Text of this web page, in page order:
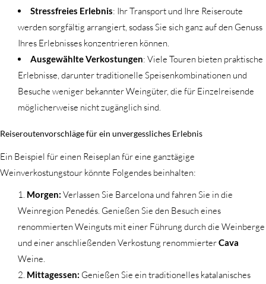
Stressfreies Erlebnis: Ihr Transport und Ihre Reiseroute
werden sorgfältig arrangiert, sodass Sie sich ganz auf den Genuss
Ihres Erlebnisses konzentrieren können.
Ausgewählte Verkostungen: Viele Touren bieten praktische
Erlebnisse, darunter traditionelle Speisenkombinationen und
Besuche weniger bekannter Weingüter, die für Einzelreisende
möglicherweise nicht zugänglich sind.
Reiseroutenvorschläge für ein unvergessliches Erlebnis
Ein Beispiel für einen Reiseplan für eine ganztägige
Weinverkostungstour könnte Folgendes beinhalten:
Morgen: Verlassen Sie Barcelona und fahren Sie in die
Weinregion Penedés. Genießen Sie den Besuch eines
renommierten Weinguts mit einer Führung durch die Weinberge
und einer anschließenden Verkostung renommierterCava
Weine.
Mittagessen: Genießen Sie ein traditionelles katalanisches